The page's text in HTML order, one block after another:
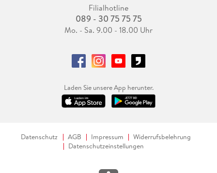
Filialhotline
089 - 30 75 75 75
Mo. - Sa. 9.00 - 18.00 Uhr
Laden Sie unsere App herunter.
Datenschutz AGB Impressum
Widerrufsbelehrung
Datenschutzeinstellungen